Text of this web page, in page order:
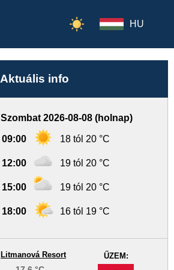
HU
Aktuális info
Szombat 2026-08-08 (holnap)
09:00 18 tól 20 °C
12:00 19 tól 20 °C
15:00 19 tól 20 °C
18:00 16 tól 19 °C
ŰZEM:
Litmanová Resort